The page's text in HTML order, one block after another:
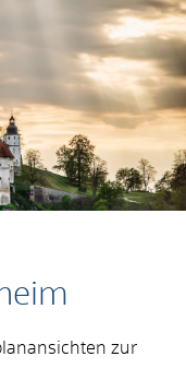
zur